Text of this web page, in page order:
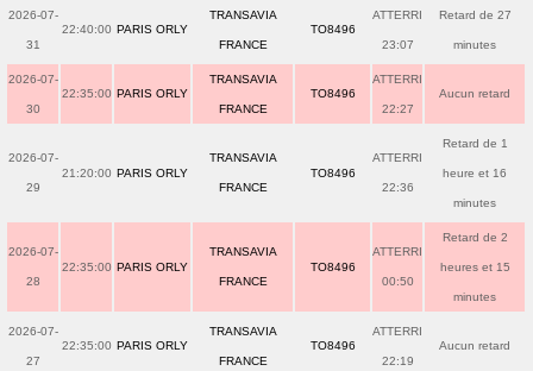
2026-07-
31
22:40:00 PARIS ORLY
TRANSAVIA
FRANCE
TO8496
ATTERRI
23:07
Retard de 27
minutes
2026-07-
30
22:35:00 PARIS ORLY
TRANSAVIA
FRANCE
TO8496
ATTERRI
22:27
Aucun retard
2026-07-
29
21:20:00 PARIS ORLY
TRANSAVIA
FRANCE
TO8496
ATTERRI
22:36
Retard de 1
heure et 16
minutes
2026-07-
28
22:35:00 PARIS ORLY
TRANSAVIA
FRANCE
TO8496
ATTERRI
00:50
Retard de 2
heures et 15
minutes
2026-07-
27
22:35:00 PARIS ORLY
TRANSAVIA
FRANCE
TO8496
ATTERRI
22:19
Aucun retard